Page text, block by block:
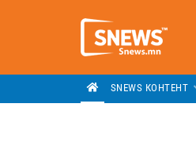
SNEWS КОНТЕНТ